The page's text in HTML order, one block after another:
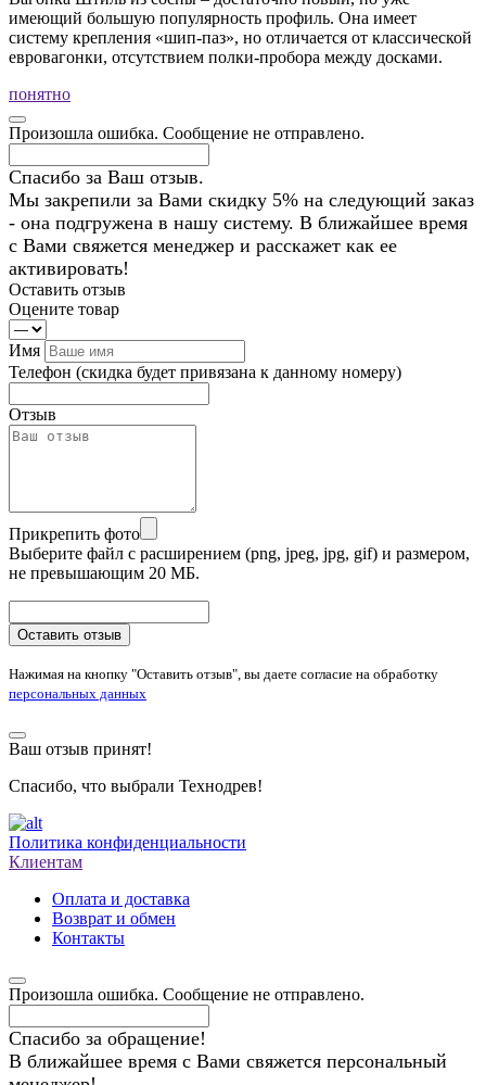
имеющий большую популярность профиль. Она имеет
систему крепления «шип-паз», но отличается от классической
евровагонки, отсутствием полки-пробора между досками.
понятно
Произошла ошибка. Сообщение не отправлено.
Спасибо за Ваш отзыв.
Мы закрепили за Вами скидку 5% на следующий заказ
- она подгружена в нашу систему. В ближайшее время
с Вами свяжется менеджер и расскажет как ее
активировать!
Оставить отзыв
Оцените товар
Имя
Телефон (скидка будет привязана к данному номеру)
Отзыв
Прикрепить фото
Выберите файл с расширением (png, jpeg, jpg, gif) и размером,
не превышающим 20 МБ.
Оставить отзыв
Нажимая на кнопку "Оставить отзыв", вы даете согласие на обработку
персональных данных
Ваш отзыв принят!
Спасибо, что выбрали Технодрев!
Политика конфиденциальности
Клиентам
Оплата и доставка
Возврат и обмен
Контакты
Произошла ошибка. Сообщение не отправлено.
Спасибо за обращение!
В ближайшее время с Вами свяжется персональный